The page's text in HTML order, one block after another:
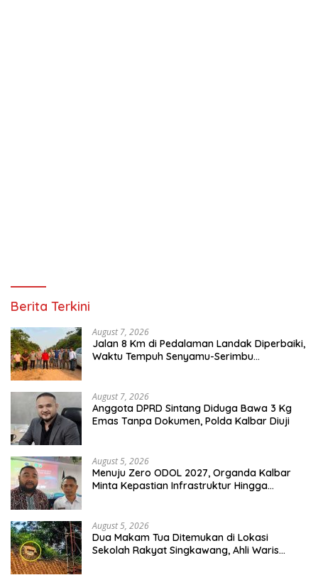
Berita Terkini
August 7, 2026
Jalan 8 Km di Pedalaman Landak Diperbaiki,
Waktu Tempuh Senyamu-Serimbu
August 7, 2026
Anggota DPRD Sintang Diduga Bawa 3 Kg
Emas Tanpa Dokumen, Polda Kalbar Diuji
August 5, 2026
Menuju Zero ODOL 2027, Organda Kalbar
Minta Kepastian Infrastruktur Hingga
August 5, 2026
Dua Makam Tua Ditemukan di Lokasi
Sekolah Rakyat Singkawang, Ahli Waris